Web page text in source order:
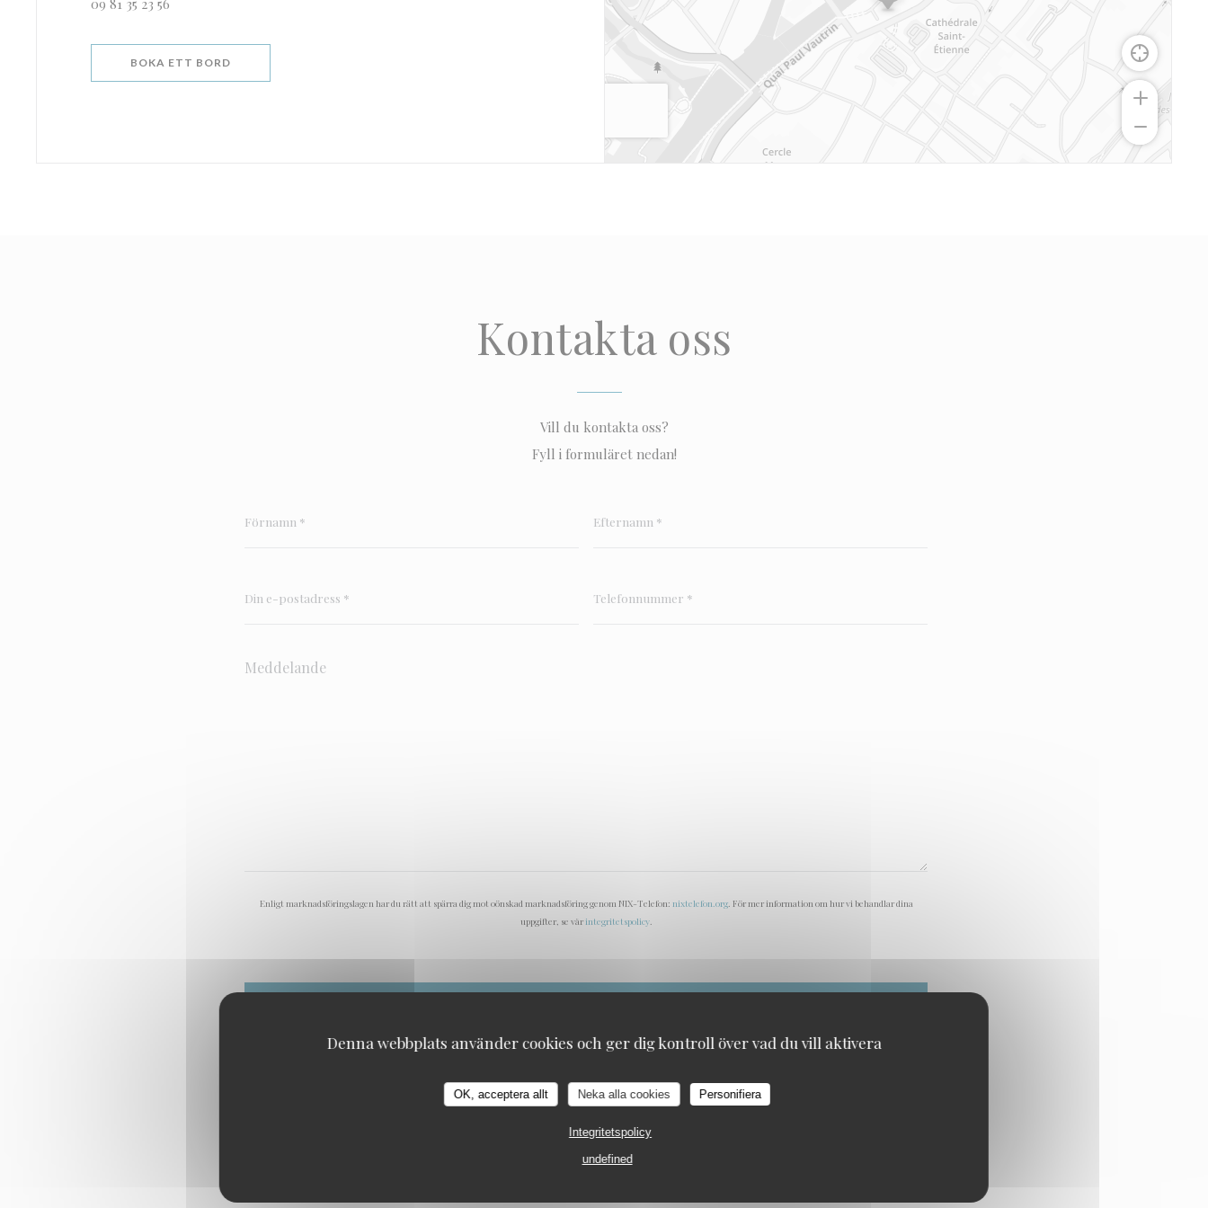
Denna webbplats använder cookies och ger dig kontroll över vad du vill aktivera
OK, acceptera allt Neka alla cookies Personifiera
Integritetspolicy
undefined
09 81 35 23 56
BOKA ETT BORD
Kontakta oss
Vill du kontakta oss?
Fyll i formuläret nedan!
Enligt marknadsföringslagen har du rätt att spärra dig mot oönskad marknadsföring genom NIX-Telefon: nixtelefon.org. För mer information om hur vi behandlar dina
uppgifter, se vårintegritetspolicy.